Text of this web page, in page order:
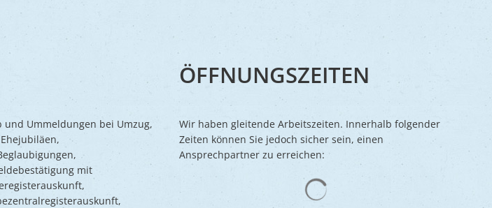
Zucht- und Tierschutz
Frühlingsmarkt
Rentenanträge
Ruhender Verkehr
Stadtrecht
Statistiken
Versorgungseinrichtungen
Löbejün
Arbeitgeber
Ausbildung
und Ummeldungen bei Umzug,
mit
ÖFFNUNGSZEITEN
Wir haben gleitende Arbeitszeiten. Innerhalb folgender
Zeiten können Sie jedoch sicher sein, einen
Ansprechpartner zu erreichen: